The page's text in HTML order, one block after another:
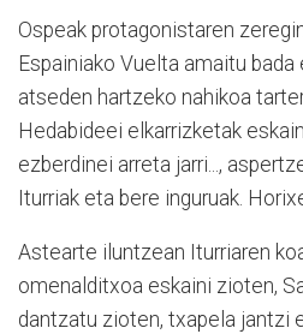
Ospeak protagonistaren
Espainiako Vuelta amaitu bada
atseden hartzeko nahikoa
Hedabideei elkarrizketak
ezberdinei arreta jarri...,
Iturriak eta bere inguruak.
Astearte iluntzean Iturriaren
omenalditxoa eskaini zioten,
dantzatu zioten, txapela jantzi